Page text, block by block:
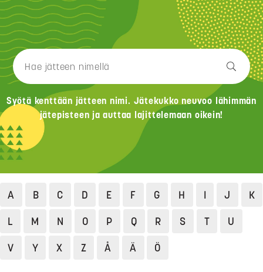
Syötä kenttään jätteen nimi. Jätekukko neuvoo lähimmän
jätepisteen ja auttaa lajittelemaan oikein!
A B C D E F G H I J
K
L
M N O P Q R S T
U
V
Y X Z Å Ä Ö